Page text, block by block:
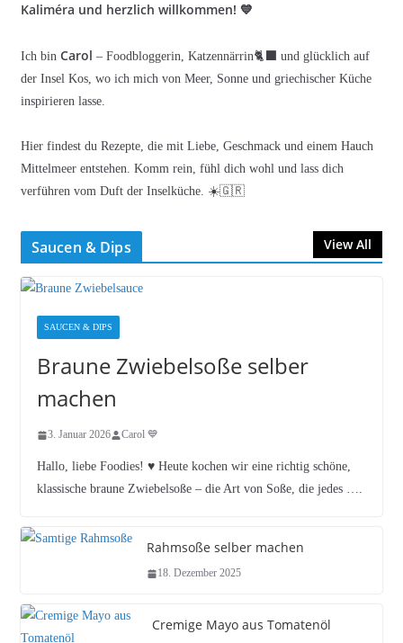
Kaliméra und herzlich willkommen! 💙
Ich bin Carol – Foodbloggerin, Katzennärrin🐈‍⬛ und glücklich auf
der Insel Kos, wo ich mich von Meer, Sonne und griechischer Küche
inspirieren lasse.
Hier findest du Rezepte, die mit Liebe, Geschmack und einem Hauch
Mittelmeer entstehen. Komm rein, fühl dich wohl und lass dich
verführen vom Duft der Inselküche. ☀️🇬🇷
Saucen & Dips View All
SAUCEN & DIPS
Braune Zwiebelsoße selber
machen
3. Januar 2026 Carol 💙
Hallo, liebe Foodies! ♥︎ Heute kochen wir eine richtig schöne,
klassische braune Zwiebelsoße – die Art von Soße, die jedes ….
Rahmsoße selber machen
18. Dezember 2025
Cremige Mayo aus Tomatenöl